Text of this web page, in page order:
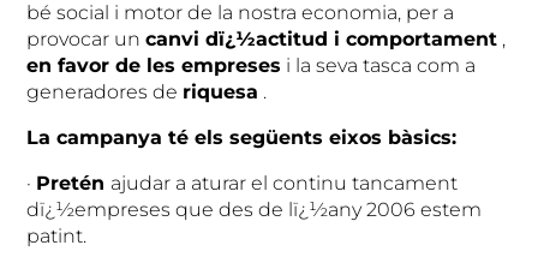
bé social i motor de la nostra economia, per a
provocar uncanvi dï¿½actitud i comportament ,
en favor de les empreses i la seva tasca com a
generadores de riquesa .
La campanya té els següents eixos bàsics:
· Pretén ajudar a aturar el continu tancament
dï¿½empreses que des de lï¿½any 2006 estem
patint.